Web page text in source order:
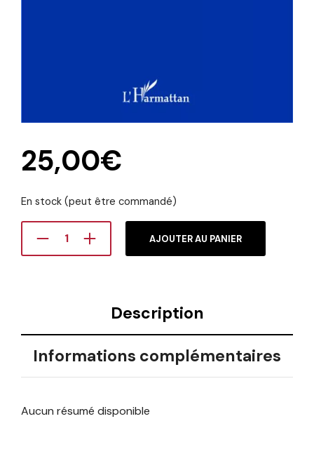
25,00€
En stock (peut être commandé)
AJOUTER AU PANIER
Description
Informations complémentaires
Aucun résumé disponible